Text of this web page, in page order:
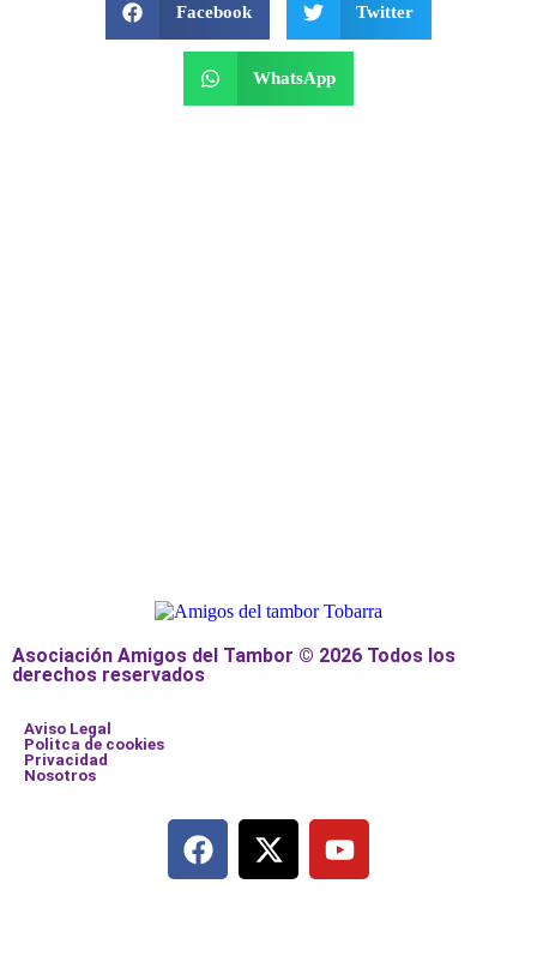
Facebook Twitter
WhatsApp
Asociación Amigos del Tambor © 2026 Todos los
derechos reservados
Aviso Legal
Politca de cookies
Privacidad
Nosotros